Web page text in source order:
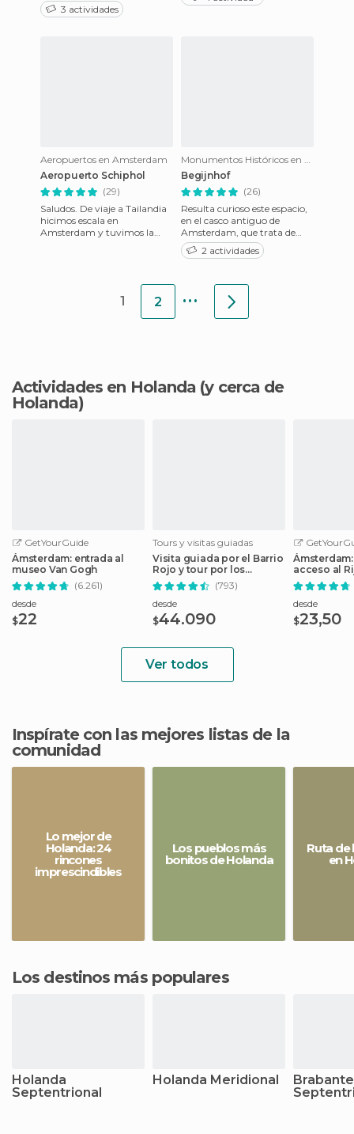
encuentran el Rijkmuseum,
(Museo Nacional) que fue
3 actividades
alrededores están las granjas
Aeropuertos en Amsterdam
Aeropuerto Schiphol
(29)
Saludos. De viaje a Tailandia
hicimos escala en
Amsterdam y tuvimos la
Monumentos Históricos en Amsterdam
Begijnhof
(26)
Resulta curioso este espacio,
en el casco antiguo de
Amsterdam, que trata de
escapar de la algarabía
habitual de esta ciudad holan
2 actividades
1 2 ...
Actividades en Holanda (y cerca de
Holanda)
GetYourGuide
Ámsterdam: entrada al
museo Van Gogh
(6.261)
desde
$22
Tours y visitas guiadas
Visita guiada por el Barrio
Rojo y tour por los
canales
(793)
desde
$44.090
acceso al
desde
$23,50
Ver todos
Inspírate con las mejores listas de la
comunidad
Lo mejor de
Holanda: 24
rincones
imprescindibles
Los pueblos más
bonitos de Holanda
Ruta de
en
Los destinos más populares
Holanda
Septentrional
Holanda Meridional
Brabante